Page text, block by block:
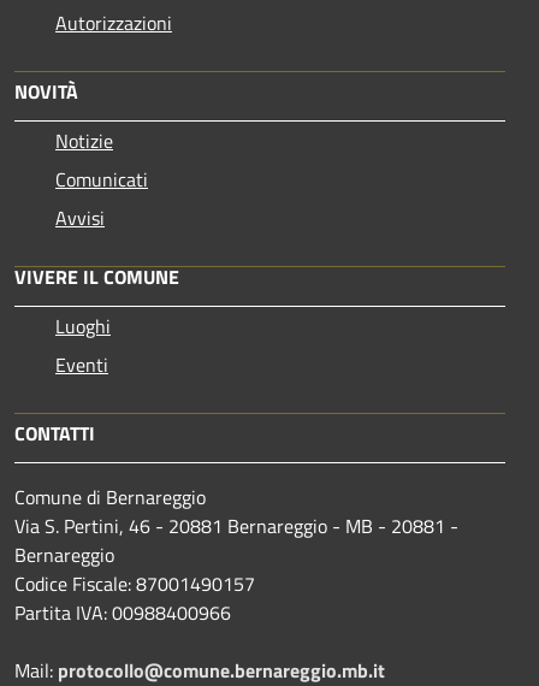
Autorizzazioni
NOVITÀ
Notizie
Comunicati
Avvisi
VIVERE IL COMUNE
Luoghi
Eventi
CONTATTI
Comune di Bernareggio
Via S. Pertini, 46 - 20881 Bernareggio - MB - 20881 -
Bernareggio
Codice Fiscale: 87001490157
Partita IVA: 00988400966
Mail: protocollo@comune.bernareggio.mb.it